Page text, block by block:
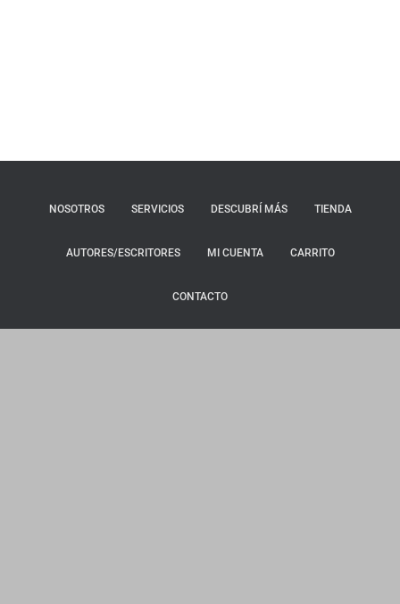
NOSOTROS SERVICIOS DESCUBRÍ MÁS TIENDA
AUTORES/ESCRITORES MI CUENTA CARRITO
CONTACTO